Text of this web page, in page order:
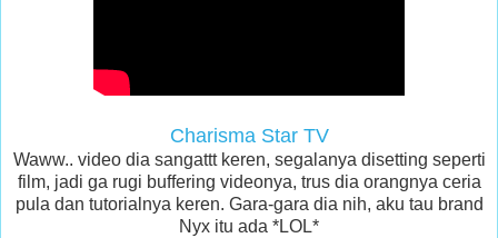
Charisma Star TV
Waww.. video dia sangattt keren, segalanya disetting seperti
film, jadi ga rugi buffering videonya, trus dia orangnya ceria
pula dan tutorialnya keren. Gara-gara dia nih, aku tau brand
Nyx itu ada *LOL*